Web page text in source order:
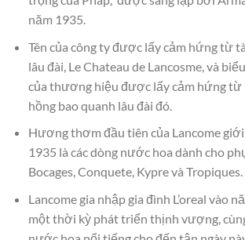
năm 1935.
Tên của công ty được lấy cảm hứng từ
lâu đài, Le Chateau de Lancosme, và
của thương hiệu được lấy cảm hứng từ
hồng bao quanh lâu đài đó.
Hương thơm đầu tiên của Lancome
1935 là các dòng nước hoa dành cho
Bocages, Conquete, Kypre và Tropiques.
Lancome gia nhập gia đình L’oreal vào
một thời kỳ phát triển thịnh vượng,